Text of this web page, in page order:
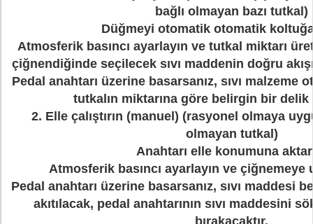
bağlı olmayan bazı tutkal)
Düğmeyi otomatik otomatik
Atmosferik basıncı ayarlayın ve tutkal miktarı
çiğnendiğinde seçilecek sıvı maddenin doğru
Pedal anahtarı üzerine basarsanız, sıvı malzeme
tutkalın miktarına göre belirgin bir delik
2. Elle çalıştırın (manuel) (rasyonel olmaya
olmayan tutkal)
Anahtarı elle konumuna
Atmosferik basıncı ayarlayın ve
Pedal anahtarı üzerine basarsanız, sıvı maddesi
akıtılacak, pedal anahtarının sıvı maddesini
bırakacaktır.